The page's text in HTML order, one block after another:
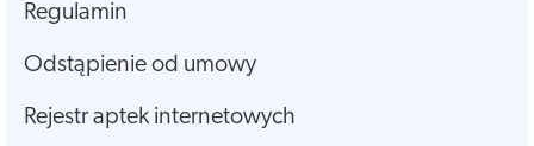
Regulamin
Odstąpienie od umowy
Rejestr aptek internetowych